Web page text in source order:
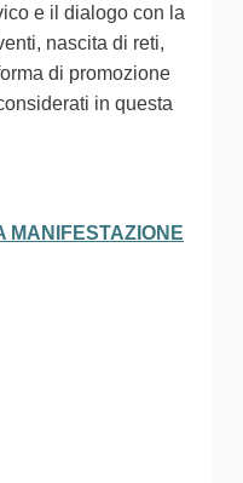
e il dialogo con la
nascita di reti,
di promozione
in questa
MANIFESTAZIONE